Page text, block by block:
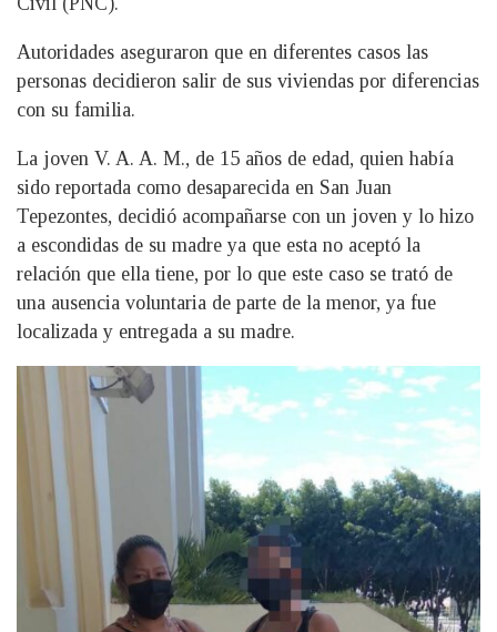
Autoridades aseguraron que en diferentes casos las
personas decidieron salir de sus viviendas por diferencias
con su familia.
La joven V. A. A. M., de 15 años de edad, quien había
sido reportada como desaparecida en San Juan
Tepezontes, decidió acompañarse con un joven y lo hizo
a escondidas de su madre ya que esta no aceptó la
relación que ella tiene, por lo que este caso se trató de
una ausencia voluntaria de parte de la menor, ya fue
localizada y entregada a su madre.